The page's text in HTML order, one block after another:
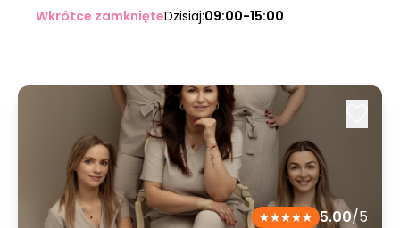
Wkrótce zamknięteDzisiaj:09:00-15:00
5.00/5